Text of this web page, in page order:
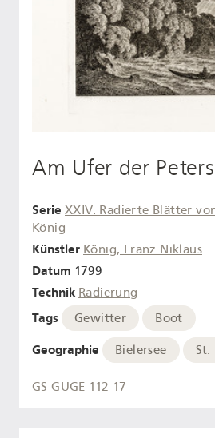
Am Ufer der
Serie XXIV. Radierte Blätter
König
Künstler König, Franz Niklaus
Datum 1799
Technik Radierung
Tags Gewitter Boot
Geographie Bielersee St.
GS-GUGE-112-17